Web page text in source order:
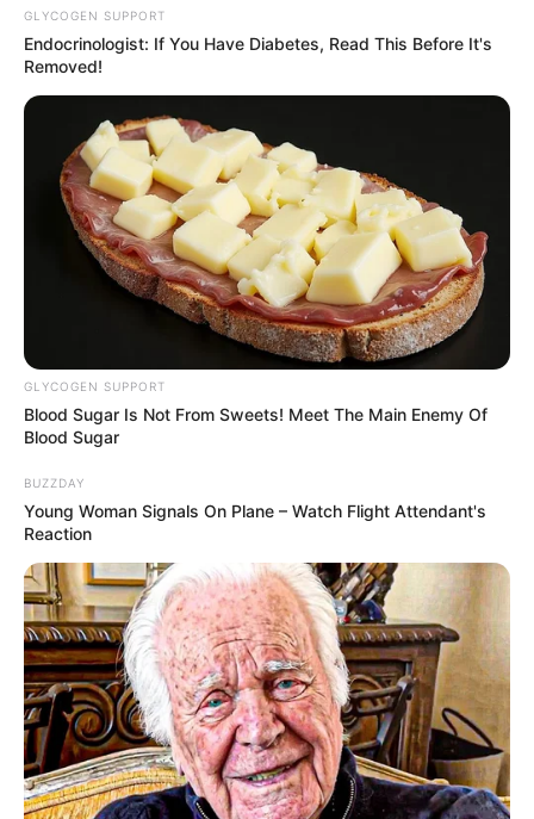
LA VILLE DE DEAUVILLE
GRAND STEEPLE-CHASE DE LA VILLE DE DEAUVILLE à
CLAIREFONTAINE – Steeple – 4500m – 16 Partants.
Base Prono Quinté ou Couplé gagnant du
jour dans le GRAND STEEPLE-CHASE DE LA
VILLE DE DEAUVILLE
La base prono du Quinté est établie avec notre logiciel qui
est 100% gratuit. Soit les 3 principaux favoris du Quinté
PMU du jour qui pourront vous permettre de faire ces
différents jeux:
(liste de paris allant du plus risqué au prono plus soft.)
Le couplé (jumelé) gagnant et/ou placé en combiné 3
chevaux.
Un 2sur4 en combiné 3Cv.
De 1 à 3 jeux simples Gagnants et/ou placés.
Sans oublier les possibilités de jouer la base quinté comme
super base Turf pour faire un Quarté Quinté. Une base
incontournable pour les jeux en champs réduits.
Suivez le bilan Journalier, Mensuel et Annuel sur le tableau
situé tout en bas de cette page.
7 HARMONIE D’AINAY
GLYCOGEN SUPPORT
Endocrinologist: If You Have Diabetes, Read This Before It's
Removed!
GLYCOGEN SUPPORT
Blood Sugar Is Not From Sweets! Meet The Main Enemy Of
Blood Sugar
BUZZDAY
Young Woman Signals On Plane – Watch Flight Attendant's
Reaction